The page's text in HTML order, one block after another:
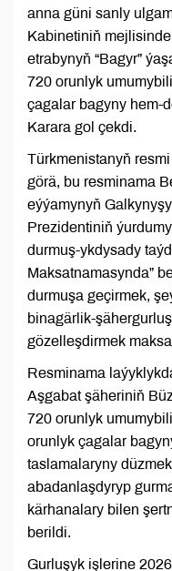
anna güni sanly
Kabinetiniň
etrabynyň “Bagyr”
720 orunlyk
çagalar bagyny hem-
Karara gol çekdi.
Türkmenistanyň
görä, bu resminama
eýýamynyň
Prezidentiniň
durmuş-ykdysady
Maksatnamasynda”
durmuşa geçirmek,
binagärlik-
gözelleşdirmek
Resminama
Aşgabat şäheriniň
720 orunlyk
orunlyk çagalar
taslamalaryny
abadanlaşdyryp
kärhanalary bilen
berildi.
Gurluşyk işlerine